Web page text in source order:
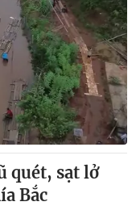
quét, sạt lở
Bắc